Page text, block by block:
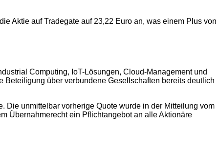
Aktie auf Tradegate auf 23,22 Euro an, was einem Plus von
Computing, IoT-Lösungen, Cloud-Management und
über verbundene Gesellschaften bereits deutlich
Die unmittelbar vorherige Quote wurde in der Mitteilung vom
Übernahmerecht ein Pflichtangebot an alle Aktionäre